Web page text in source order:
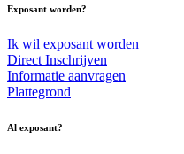
Exposant worden?
Ik wil exposant worden
Direct Inschrijven
Informatie aanvragen
Plattegrond
Al exposant?